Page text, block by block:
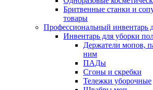
Бритвенные станки и
товары
Профессиональный инвентарь
Инвентарь для уборки
Держатели мопов,
ним
ПАДы
Сгоны и скребки
Тележки уборочные